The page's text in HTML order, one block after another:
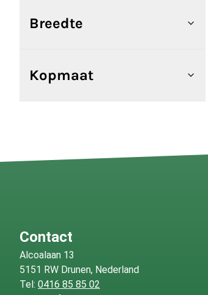
Breedte
Kopmaat
Contact
Alcoalaan 13
5151 RW Drunen, Nederland
Tel: 0416 85 85 02